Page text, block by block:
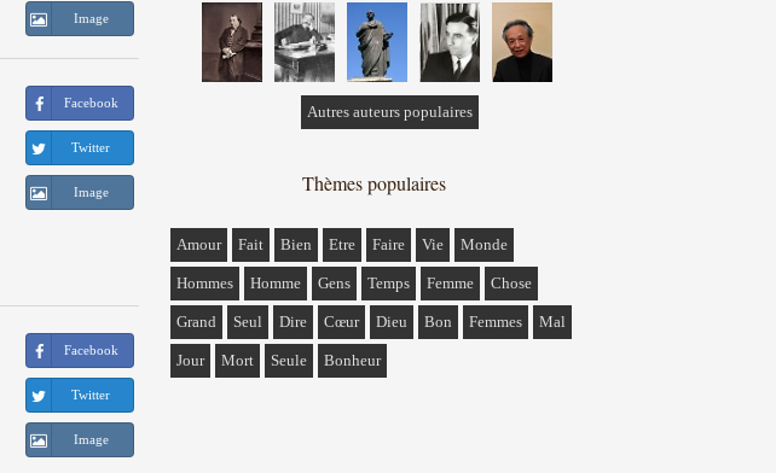
Image
Facebook
Twitter
Image
Facebook
Twitter
Image
Autres auteurs populaires
Thèmes populaires
Amour Fait Bien Etre Faire Vie Monde
Hommes Homme Gens Temps Femme Chose
Grand Seul Dire Cœur Dieu Bon Femmes Mal
Jour Mort Seule Bonheur